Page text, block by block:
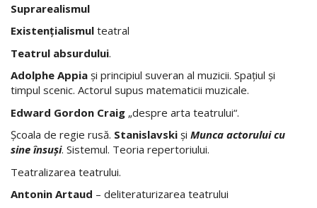
Suprarealismul
Existenţialismul teatral
Teatrul absurdului.
Adolphe Appia şi principiul suveran al muzicii. Spaţiul şi
timpul scenic. Actorul supus matematicii muzicale.
Edward Gordon Craig „despre arta teatrului“.
Şcoala de regie rusă. Stanislavski şi Munca actorului cu
sine însuşi. Sistemul. Teoria repertoriului.
Teatralizarea teatrului.
Antonin Artaud – deliteraturizarea teatrului